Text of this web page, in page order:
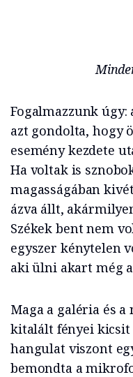
Fogalmazzunk
azt gondolta, hogy
esemény kezdete
Ha voltak is
magasságában
ázva állt,
Székek bent nem
egyszer kénytelen
aki ülni akart még
Maga a galéria és
kitalált fényei kicsit
hangulat viszont
bemondta a